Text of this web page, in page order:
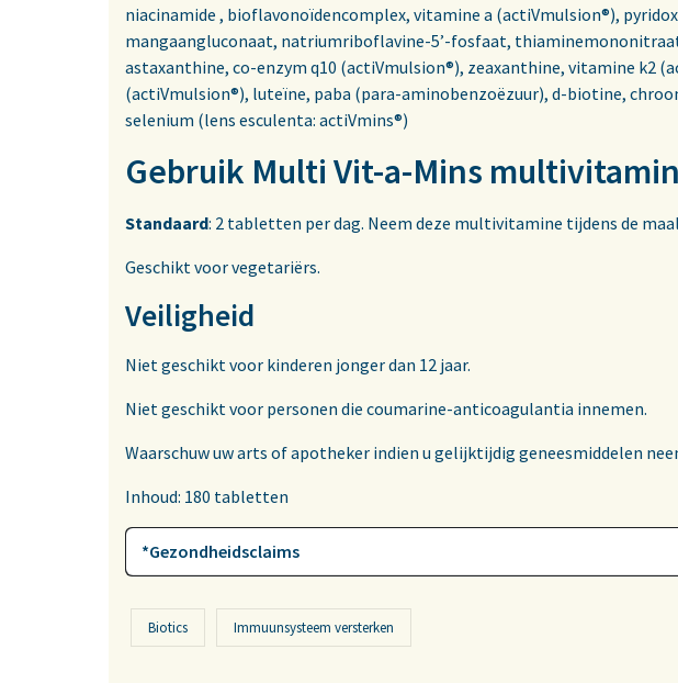
niacinamide , bioflavonoïdencomplex, vitamine a (actiVmulsion®),
mangaangluconaat, natriumriboflavine-5’-fosfaat,
astaxanthine, co-enzym q10 (actiVmulsion®), zeaxanthine, vitamine k2
(actiVmulsion®), luteïne, paba (para-aminobenzoëzuur), d-biotine,
selenium (lens esculenta: actiVmins®)
Gebruik Multi Vit-a-Mins
Standaard: 2 tabletten per dag. Neem deze multivitamine tijdens de
Geschikt voor vegetariërs.
Veiligheid
Niet geschikt voor kinderen jonger dan 12 jaar.
Niet geschikt voor personen die coumarine-anticoagulantia innemen.
Waarschuw uw arts of apotheker indien u gelijktijdig geneesmiddelen
Inhoud: 180 tabletten
*Gezondheidsclaims
Biotics Immuunsysteem versterken